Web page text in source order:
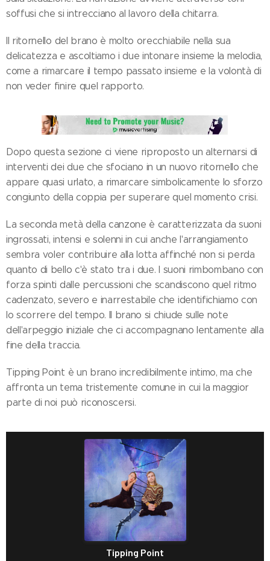
soffusi che si intrecciano al lavoro della chitarra.
Il ritornello del brano è molto orecchiabile nella sua
delicatezza e ascoltiamo i due intonare insieme la melodia,
come a rimarcare il tempo passato insieme e la volontà di
non veder finire quel rapporto.
Dopo questa sezione ci viene riproposto un alternarsi di
interventi dei due che sfociano in un nuovo ritornello che
appare quasi urlato, a rimarcare simbolicamente lo sforzo
congiunto della coppia per superare quel momento crisi.
La seconda metà della canzone è caratterizzata da suoni
ingrossati, intensi e solenni in cui anche l'arrangiamento
sembra voler contribuire alla lotta affinché non si perda
quanto di bello c'è stato tra i due. I suoni rimbombano con
forza spinti dalle percussioni che scandiscono quel ritmo
cadenzato, severo e inarrestabile che identifichiamo con
lo scorrere del tempo. Il brano si chiude sulle note
dell'arpeggio iniziale che ci accompagnano lentamente alla
fine della traccia.
Tipping Point è un brano incredibilmente intimo, ma che
affronta un tema tristemente comune in cui la maggior
parte di noi può riconoscersi.